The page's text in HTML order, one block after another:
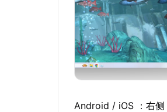
Android / iOS ：右